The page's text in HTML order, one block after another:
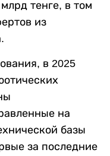
тенге, в том
из
в 2025
на
базы
за последние